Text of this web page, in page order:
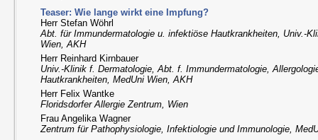
Teaser: Wie lange wirkt eine Impfung?
Herr Stefan Wöhrl
Abt. für Immundermatologie u. infektiöse Hautkrankheiten, Univ.-
Wien, AKH
Herr Reinhard Kirnbauer
Univ.-Klinik f. Dermatologie, Abt. f. Immundermatologie,
Hautkrankheiten, MedUni Wien, AKH
Herr Felix Wantke
Floridsdorfer Allergie Zentrum, Wien
Frau Angelika Wagner
Zentrum für Pathophysiologie, Infektiologie und Immunologie,